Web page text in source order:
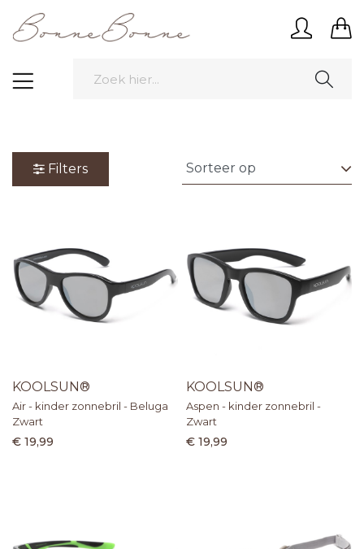
Filters
KOOLSUN®
Air - kinder zonnebril - Beluga
Zwart
€ 19,99
KOOLSUN®
Aspen - kinder zonnebril -
Zwart
€ 19,99